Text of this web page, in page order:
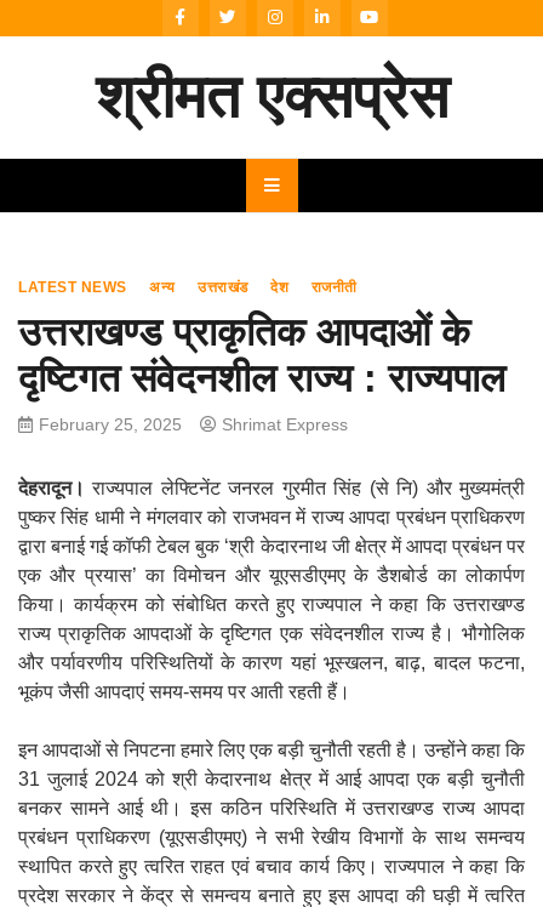
to
श्रीमत एक्सप्रेस
LATEST NEWS अन्य उत्तराखंड देश राजनीती
उत्तराखण्ड प्राकृतिक आपदाओं के
दृष्टिगत संवेदनशील राज्य : राज्यपाल
February 25, 2025 Shrimat Express
देहरादून। राज्यपाल लेफ्टिनेंट जनरल गुरमीत सिंह (से नि) और मुख्यमंत्री
पुष्कर सिंह धामी ने मंगलवार को राजभवन में राज्य आपदा प्रबंधन प्राधिकरण
द्वारा बनाई गई कॉफी टेबल बुक ‘श्री केदारनाथ जी क्षेत्र में आपदा प्रबंधन पर
एक और प्रयास’ का विमोचन और यूएसडीएमए के डैशबोर्ड का लोकार्पण
किया। कार्यक्रम को संबोधित करते हुए राज्यपाल ने कहा कि उत्तराखण्ड
राज्य प्राकृतिक आपदाओं के दृष्टिगत एक संवेदनशील राज्य है। भौगोलिक
और पर्यावरणीय परिस्थितियों के कारण यहां भूस्खलन, बाढ़, बादल फटना,
भूकंप जैसी आपदाएं समय-समय पर आती रहती हैं।
इन आपदाओं से निपटना हमारे लिए एक बड़ी चुनौती रहती है। उन्होंने कहा कि
31 जुलाई 2024 को श्री केदारनाथ क्षेत्र में आई आपदा एक बड़ी चुनौती
बनकर सामने आई थी। इस कठिन परिस्थिति में उत्तराखण्ड राज्य आपदा
प्रबंधन प्राधिकरण (यूएसडीएमए) ने सभी रेखीय विभागों के साथ समन्वय
स्थापित करते हुए त्वरित राहत एवं बचाव कार्य किए। राज्यपाल ने कहा कि
प्रदेश सरकार ने केंद्र से समन्वय बनाते हुए इस आपदा की घड़ी में त्वरित